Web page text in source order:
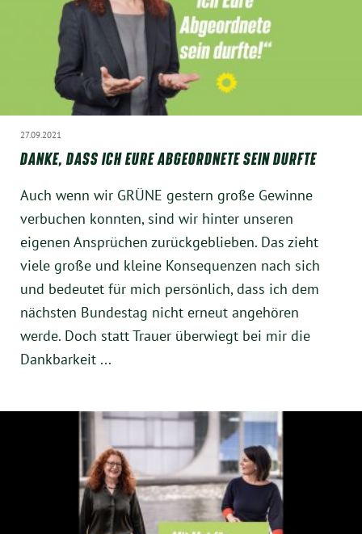
Ämter, Funktionen und Einkünfte
Besuch in Berlin
Praktikum
Bayern
München
Zur Person
Kontakt
Presse
Termine
27.09.2021
DANKE, DASS ICH EURE ABGEORDNETE SEIN DURFTE
Auch wenn wir GRÜNE gestern große Gewinne
verbuchen konnten, sind wir hinter unseren
eigenen Ansprüchen zurückgeblieben. Das zieht
viele große und kleine Konsequenzen nach sich
und bedeutet für mich persönlich, dass ich dem
nächsten Bundestag nicht erneut angehören
werde. Doch statt Trauer überwiegt bei mir die
Dankbarkeit ...